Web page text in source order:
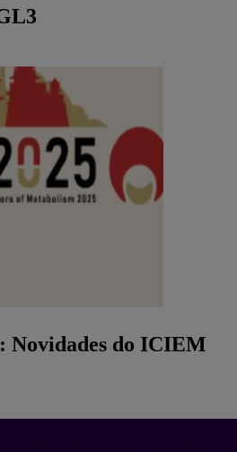
Novidades do ICIEM